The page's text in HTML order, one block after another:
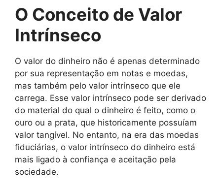
O Conceito de Valor
Intrínseco
O valor do dinheiro não é apenas determinado
por sua representação em notas e moedas,
mas também pelo valor intrínseco que ele
carrega. Esse valor intrínseco pode ser derivado
do material do qual o dinheiro é feito, como o
ouro ou a prata, que historicamente possuíam
valor tangível. No entanto, na era das moedas
fiduciárias, o valor intrínseco do dinheiro está
mais ligado à confiança e aceitação pela
sociedade.